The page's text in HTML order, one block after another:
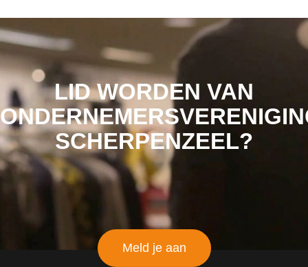
LID WORDEN VAN
SCHERPENZEEL?
Meld je aan